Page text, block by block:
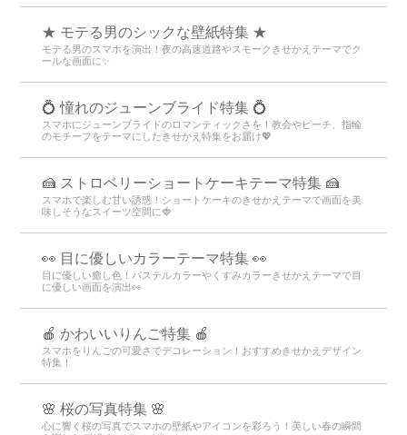
★ モテる男のシックな壁紙特集 ★
モテる男のスマホを演出！夜の高速道路やスモークきせかえテーマでク
ールな画面に✨
💍 憧れのジューンブライド特集 💍
スマホにジューンブライドのロマンティックさを！教会やビーチ、指輪
のモチーフをテーマにしたきせかえ特集をお届け💖
🍰 ストロベリーショートケーキテーマ特集 🍰
スマホで楽しむ甘い誘惑！ショートケーキのきせかえテーマで画面を美
味しそうなスイーツ空間に🍓
👀 目に優しいカラーテーマ特集 👀
目に優しい癒し色！パステルカラーやくすみカラーきせかえテーマで目
に優しい画面を演出👀
🍎 かわいいりんご特集 🍎
スマホをりんごの可愛さでデコレーション！おすすめきせかえデザイン
特集！
🌸 桜の写真特集 🌸
心に響く桜の写真でスマホの壁紙やアイコンを彩ろう！美しい春の瞬間